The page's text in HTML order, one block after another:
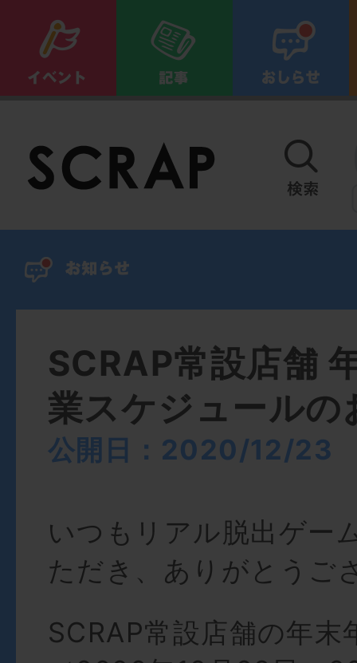
SCRAP常設店舗
業スケジュールの
公開日：2020/12/23
いつもリアル脱出ゲー
ただき、ありがとうご
SCRAP常設店舗の年末